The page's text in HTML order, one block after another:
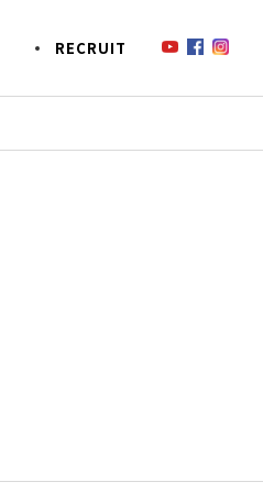
RECRUIT